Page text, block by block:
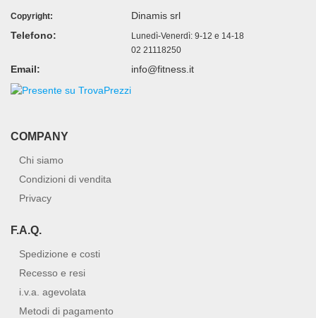
Copyright:
Dinamis srl
Telefono:
Lunedì-Venerdì: 9-12 e 14-18
02 21118250
Email: info@fitness.it
COMPANY
Chi siamo
Condizioni di vendita
Privacy
F.A.Q.
Spedizione e costi
Recesso e resi
i.v.a. agevolata
Metodi di pagamento